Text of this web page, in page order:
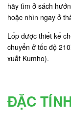
hãy tìm ở sách
hoặc nhìn ngay ở
Lốp được thiết kế
chuyển ở tốc độ
xuất Kumho).
ĐẶC